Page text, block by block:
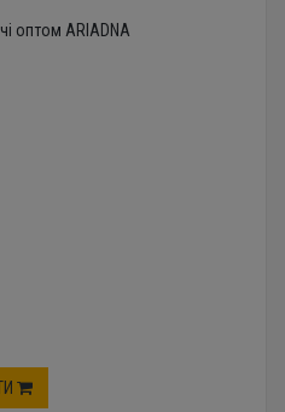
оптом ARIADNA